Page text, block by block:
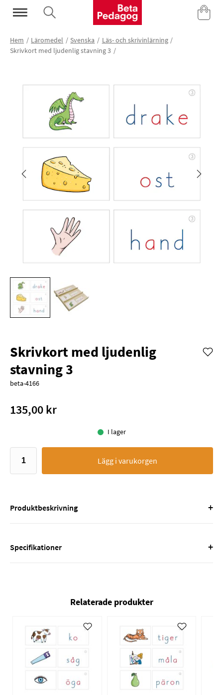
Mina Sidor
Hem Läromedel Svenska
Läs- och skrivinlärning
Skrivkort med ljudenlig stavning 3
Skrivkort med ljudenlig
stavning 3
beta-4166
135,00 kr
I lager
Lägg i varukorgen
Produktbeskrivning +
Specifikationer +
Relaterade produkter